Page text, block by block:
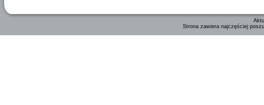
Strona zawiera najczęściej